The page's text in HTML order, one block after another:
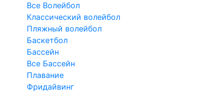
Все Волейбол
Классический волейбол
Пляжный волейбол
Баскетбол
Бассейн
Все Бассейн
Плавание
Фридайвинг